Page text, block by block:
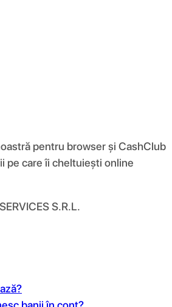
pentru browser și CashClub
pe care îi cheltuiești online
S.R.L.